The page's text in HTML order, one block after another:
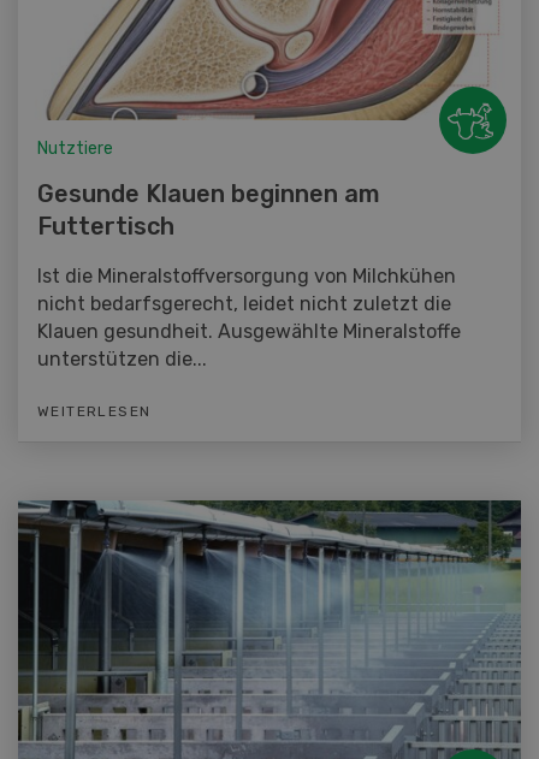
Nutztiere
Gesunde Klauen beginnen am
Futtertisch
Ist die Mineralstoffversorgung von Milchkühen
nicht bedarfsgerecht, leidet nicht zuletzt die
Klauen gesundheit. Ausgewählte Mineralstoffe
unterstützen die...
WEITERLESEN